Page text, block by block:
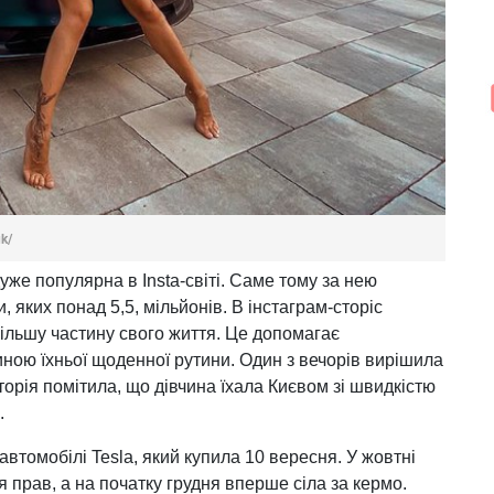
популярна в Insta-світі. Саме тому за нею
яких понад 5,5, мільйонів. В інстаграм-сторіс
частину свого життя. Це допомагає
їхньої щоденної рутини. Один з вечорів вирішила
помітила, що дівчина їхала Києвом зі швидкістю
Tesla, який купила 10 вересня. У жовтні
а на початку грудня вперше сіла за кермо.